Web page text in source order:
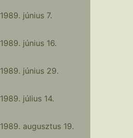
1989. június 7.
1989. június 16.
1989. június 29.
1989. július 14.
1989. augusztus 19.